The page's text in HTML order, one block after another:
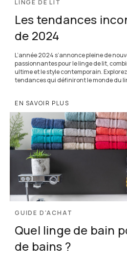
LINGE DE LIT
Les tendances
de 2024
L’année 2024 s’annonce pleine de
passionnantes pour le linge de lit,
ultime et le style contemporain.
tendances qui définiront le monde du
EN SAVOIR PLUS
GUIDE D'ACHAT
Quel linge de bain
de bains ?